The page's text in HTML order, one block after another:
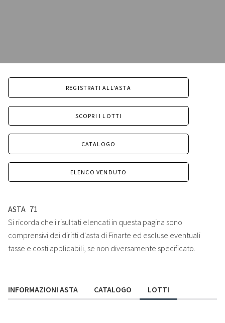
REGISTRATI ALL'ASTA
SCOPRI I LOTTI
CATALOGO
ELENCO VENDUTO
ASTA 71
Si ricorda che i risultati elencati in questa pagina sono
comprensivi dei diritti d'asta di Finarte ed escluse eventuali
tasse e costi applicabili, se non diversamente specificato.
INFORMAZIONI ASTA CATALOGO LOTTI